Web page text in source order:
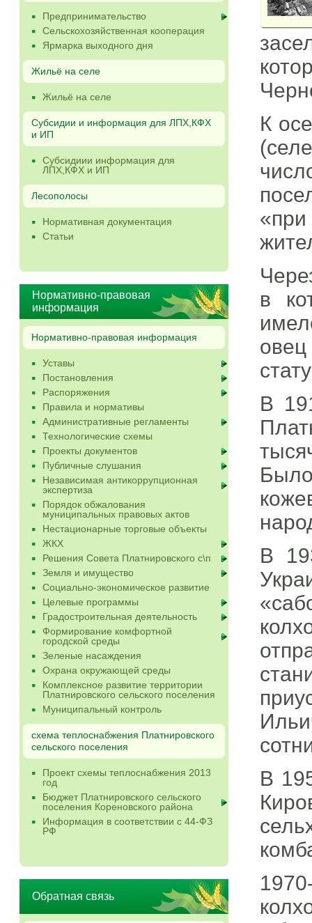
Предпринимательство
Сельскохозяйственная кооперация
Ярмарка выходного дня
Жильё на селе
Жильё на селе
Субсидии и информация для ЛПХ,КФХ
и ИП
Субсидиии информация для
ЛПХ,КФХ и ИП
Лесополосы
Нормативная документация
Статьи
Нормативно-правовая
информация
Нормативно-правовая информация
Уставы
Постановления
Распоряжения
Правила и нормативы
Административные регламенты
Технологические схемы
Проекты документов
Публичные слушания
Независимая антикоррупционная
экспертиза
Порядок обжалования
муниципальных правовых актов
Нестационарные торговые объекты
ЖКХ
Решения Совета Платнировского с\п
Земля и имущество
Социально-экономическое развитие
Целевые программы
Градостроительная деятельность
Формирование комфортной
городской среды
Зеленые насаждения
Охрана окружающей среды
Комплексное развитие территории
Платнировского сельского поселения
Муниципальный контроль
схема теплоснабжения Платнировского
сельского поселения
Проект схемы теплоснабжения 2013
год
Бюджет Платнировского сельского
поселения Кореновского района
Информация в соответствии с 44-ФЗ
РФ
Обратная связь
К
в
овец
В
В
В